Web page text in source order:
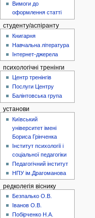
Вимоги до
оформлення статті
студенту/аспіранту
Книгарня
Навчальна література
Інтернет-джерела
психологічні тренінги
Центр тренінгів
Послуги Центру
Балінтовська група
установи
Київський
університет імені
Бориса Грінченка
Інститут психології і
соціальної педагогіки
Педагогічний інститут
НПУ ім.Драгоманова
редколегія віснику
Безпалько О.В.
Іванов О.В.
Побірченко Н.А.